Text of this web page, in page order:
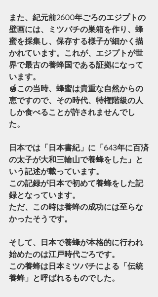
また、紀元前2600年ごろのエジプトの
壁画には、ミツバチの巣箱を作り、蜂
蜜を採集し、保存する様子が細かく描
かれています。これが、エジプトが世
界で最古の養蜂国である証拠になって
います。
🍯この当時、蜂蜜は貴重な自然からの
恵ですので、その時代、特権階級の人
しか食べることが許されませんでし
た。
日本では「日本書紀」に「643年に百済
の太子が大和三輪山で養蜂をした」と
いう記述が載っています。
この記録が日本で初めて養蜂をした記
録となっています。
ただ、この時は養蜂の成功には至らな
かったそうです。
そして、日本で養蜂が本格的に行われ
始めたのは江戸時代ごろです。
この養蜂は日本ミツバチによる「伝統
養蜂」と呼ばれるものでした。